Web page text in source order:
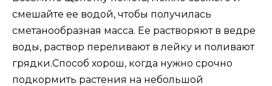
смешайте ее водой, чтобы получилась
сметанообразная масса. Ее растворяют в ведре
воды, раствор переливают в лейку и поливают
грядки.Способ хорош, когда нужно срочно
подкормить растения на небольшой